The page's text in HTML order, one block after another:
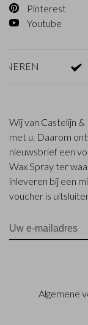
Pinterest
Youtube
Wij van Castelijn
met u. Daarom
nieuwsbrief een
Wax Spray ter
inleveren bij een
voucher is
Algemene